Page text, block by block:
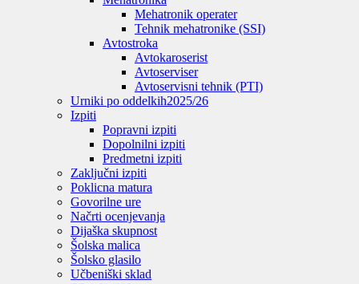
Mehatronik operater
Tehnik mehatronike (SSI)
Avtostroka
Avtokaroserist
Avtoserviser
Avtoservisni tehnik (PTI)
Urniki po oddelkih2025/26
Izpiti
Popravni izpiti
Dopolnilni izpiti
Predmetni izpiti
Zaključni izpiti
Poklicna matura
Govorilne ure
Načrti ocenjevanja
Dijaška skupnost
Šolska malica
Šolsko glasilo
Učbeniški sklad